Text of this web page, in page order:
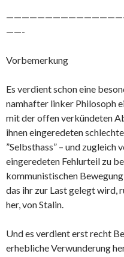
——-
Vorbemerkung
Es verdient schon eine
namhafter linker Philosoph
mit der offen verkündeten
ihnen eingeredeten
”Selbsthass” – und zugleich
eingeredeten Fehlurteil zu
kommunistischen
das ihr zur Last gelegt wird,
her, von Stalin.
Und es verdient erst recht
erhebliche Verwunderung